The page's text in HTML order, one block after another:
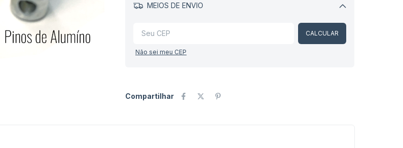
MEIOS DE ENVIO
Alterar CEP
CALCULAR
Não sei meu CEP
Compartilhar